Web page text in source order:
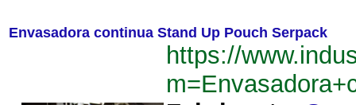
Envasadora continua Stand Up Pouch Serpack
https://